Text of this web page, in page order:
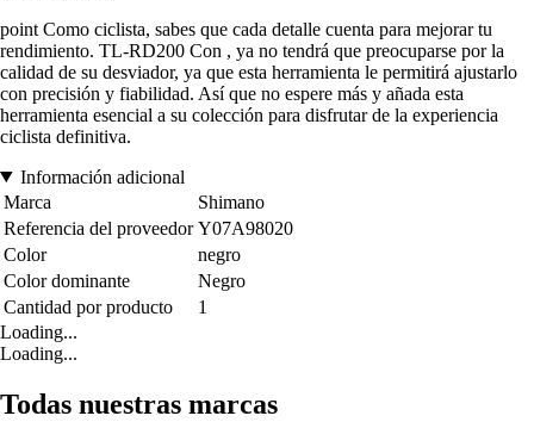
point Como ciclista, sabes que cada detalle cuenta para mejorar tu
rendimiento. TL-RD200 Con , ya no tendrá que preocuparse por la
calidad de su desviador, ya que esta herramienta le permitirá ajustarlo
con precisión y fiabilidad. Así que no espere más y añada esta
herramienta esencial a su colección para disfrutar de la experiencia
ciclista definitiva.
Información adicional
Marca
Shimano
Referencia del proveedor Y07A98020
Color
negro
Color dominante
Negro
Cantidad por producto
1
Loading...
Loading...
Todas nuestras marcas